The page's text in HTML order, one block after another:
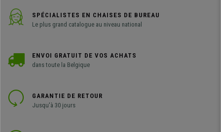
SPÉCIALISTES EN CHAISES DE BUREAU
Le plus grand catalogue au niveau national
ENVOI GRATUIT DE VOS ACHATS
dans toute la Belgique
GARANTIE DE RETOUR
Jusqu'à 30 jours